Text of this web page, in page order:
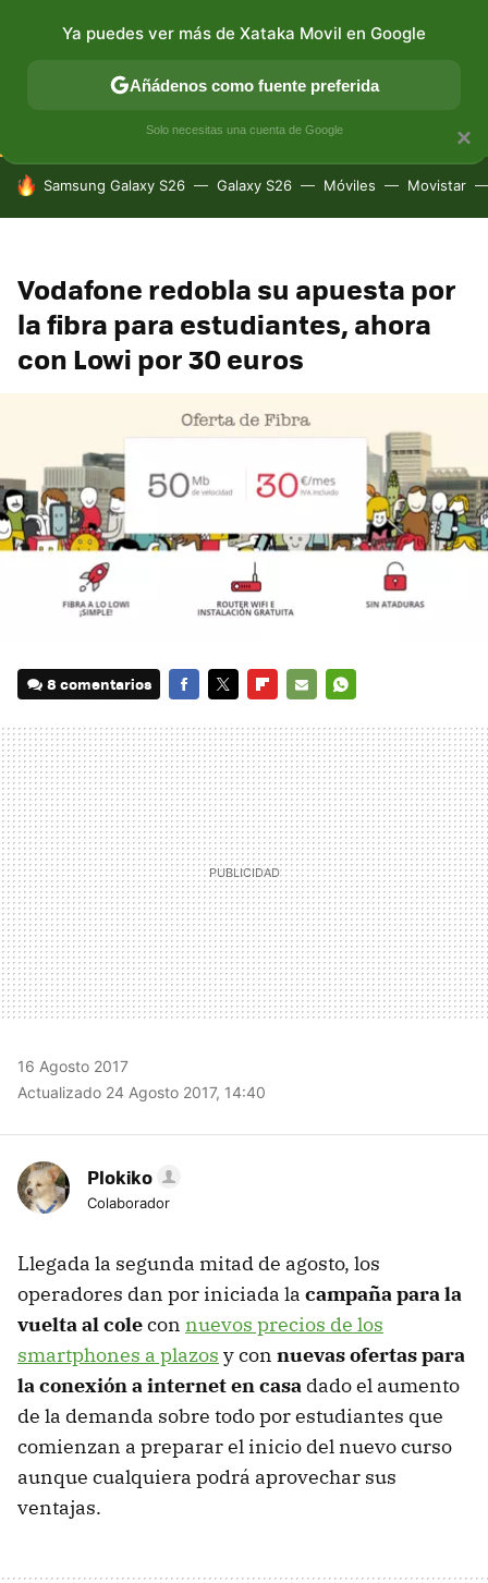
CONECTIVIDAD MÓVIL Y SOCIEDAD APLICACIONES
HOY SE HABLA DE
Samsung Galaxy S26 Galaxy S26 Móviles Movistar
Vodafone redobla su apuesta por
la fibra para estudiantes, ahora
con Lowi por 30 euros
8 comentarios
MAIL
16 Agosto 2017
Actualizado 24 Agosto 2017, 14:40
Plokiko
Colaborador
Llegada la segunda mitad de agosto, los
operadores dan por iniciada la campaña para la
vuelta al colecon nuevos precios de los
smartphones a plazos y con nuevas ofertas para
la conexión a internet en casa dado el aumento
de la demanda sobre todo por estudiantes que
comienzan a preparar el inicio del nuevo curso
aunque cualquiera podrá aprovechar sus
ventajas.
×
Ya puedes ver más de Xataka Movil en Google
Añádenos como fuente preferida
Solo necesitas una cuenta de Google